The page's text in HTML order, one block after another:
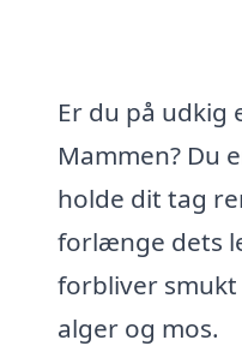
Er du på
Mammen? Du
holde dit tag
forlænge dets
forbliver
alger og mos.